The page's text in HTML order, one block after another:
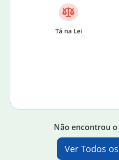
Tá na Lei
Não encontrou o
Ver Todos